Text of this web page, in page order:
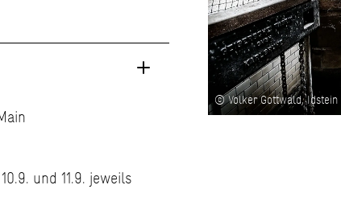
und 11.9. jeweils
© Volker Gottwald, Idstein